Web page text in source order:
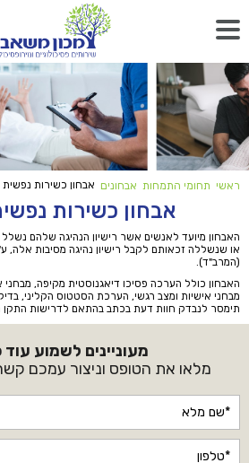
ראשי תחומי התמחות אבחונים אבחון כשירות
אבחון כשירות
האבחון מיועד לאנשים אשר רישיון הנהיגה שלהם נשלל
או שנשללה זכאותם לקבל רישיון נהיגה מסיבות אלה,
(המרב"ד).
האבחון כולל הערכה פסיכו דיאגנוסטית מקיפה, מבחני
מבחני אישיות ומצב רגשי, הערכת הסטטוס הקליני,
תימסר לנבדק חוות דעת בכתב בהתאם לדרישות התקן הקיים
מעוניינים לשמוע
מלאו את הטופס וניצור עמכם